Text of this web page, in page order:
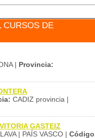
CURSOS DE
| Provincia:
CADIZ provincia |
GASTEIZ
| PAÍS VASCO | Código